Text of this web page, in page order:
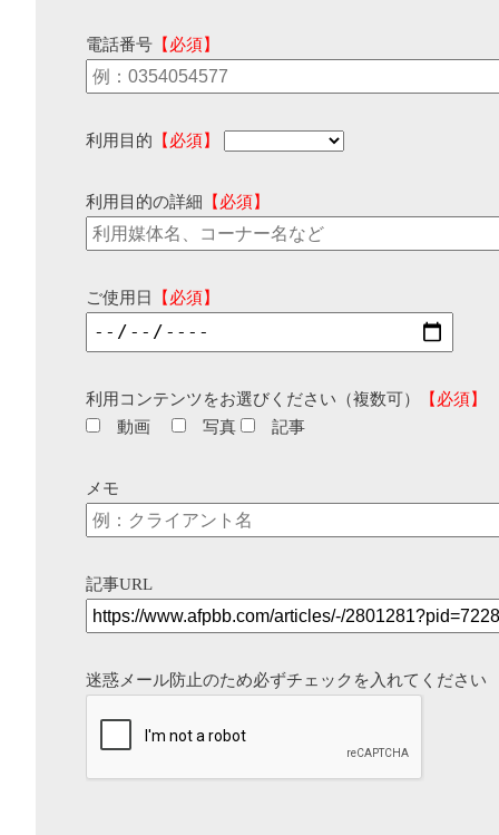
電話番号 【必須】
利用目的 【必須】
利用目的の詳細 【必須】
ご使用日 【必須】
利用コンテンツをお選びください（複数可）
【必須】
動画
写真 記事
メモ
記事URL
迷惑メール防止のため必ずチェックを入れてください